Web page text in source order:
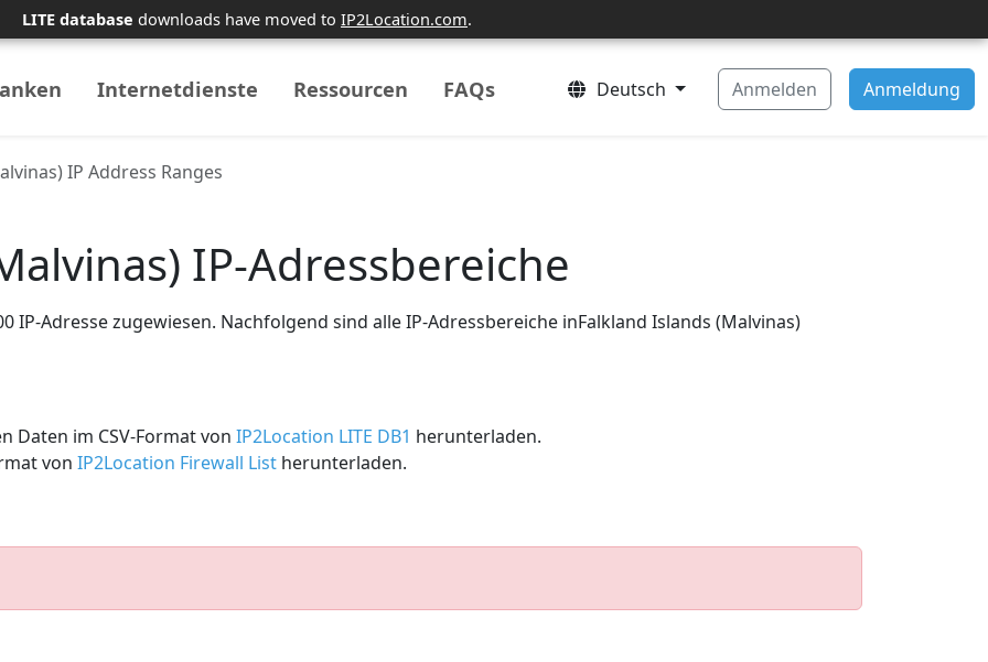
LITE database downloads have moved to IP2Location.com.
Internetdienste Ressourcen FAQs Deutsch Anmelden Anmeldung
IP Address Ranges
IP-Adressbereiche
IP-Adresse zugewiesen. Nachfolgend sind alle IP-Adressbereiche inFalkland Islands (Malvinas)
Daten im CSV-Format von IP2Location LITE DB1 herunterladen.
von IP2Location Firewall List herunterladen.